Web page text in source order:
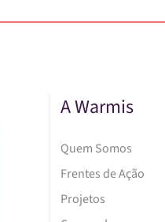
A Warmis
Quem Somos
Frentes de Ação
Projetos